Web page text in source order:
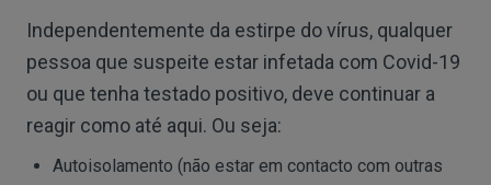
Independentemente da estirpe do vírus, qualquer
pessoa que suspeite estar infetada com Covid-19
ou que tenha testado positivo, deve continuar a
reagir como até aqui. Ou seja:
Autoisolamento (não estar em contacto com outras